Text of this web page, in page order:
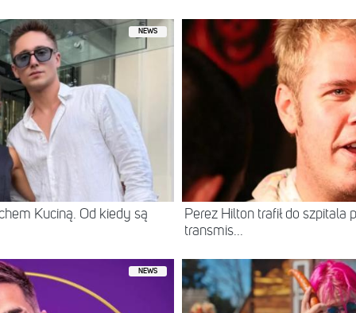
NEWS
Kuciną. Od kiedy są
Perez Hilton trafił do szpitala
transmis...
NEWS